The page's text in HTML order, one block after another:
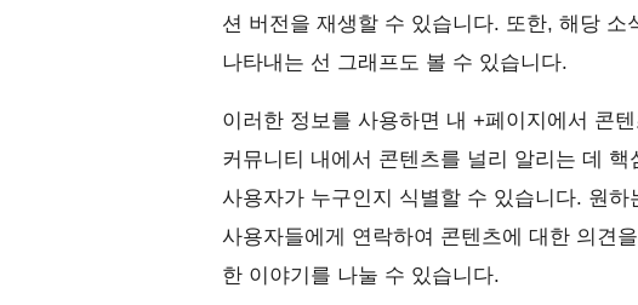
션 버전을 재생할 수 있습니다. 또한, 해당
나타내는 선 그래프도 볼 수 있습니다.
이러한 정보를 사용하면 내 +페이지에서 콘
커뮤니티 내에서 콘텐츠를 널리 알리는 데
사용자가 누구인지 식별할 수 있습니다. 원
사용자들에게 연락하여 콘텐츠에 대한 의견
한 이야기를 나눌 수 있습니다.